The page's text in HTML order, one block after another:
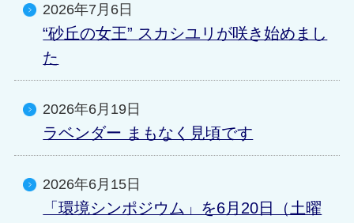
2026年7月6日
“砂丘の女王” スカシユリが咲き始めまし
た
2026年6月19日
ラベンダー まもなく見頃です
2026年6月15日
「環境シンポジウム」を6月20日（土曜